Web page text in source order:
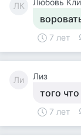
ЛК Любовь
7 лет
Ли Лиз
того
7 лет